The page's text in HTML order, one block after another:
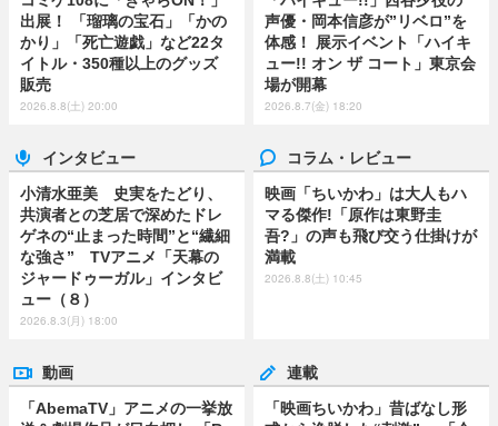
出展！ 「瑠璃の宝石」「かの
かり」「死亡遊戯」など22タ
イトル・350種以上のグッズ
販売
2026.8.8(土) 20:00
声優・岡本信彦が”リベロ”を
体感！ 展示イベント「ハイキ
ュー!! オン ザ コート」東京会
場が開幕
2026.8.7(金) 18:20
インタビュー
小清水亜美 史実をたどり、
共演者との芝居で深めたドレ
ゲネの“止まった時間”と“繊細
な強さ” TVアニメ「天幕の
ジャードゥーガル」インタビ
ュー（８）
2026.8.3(月) 18:00
コラム・レビュー
映画「ちいかわ」は大人もハ
マる傑作!「原作は東野圭
吾?」の声も飛び交う仕掛けが
満載
2026.8.8(土) 10:45
動画
「AbemaTV」アニメの一挙放
連載
「映画ちいかわ」昔ばなし形